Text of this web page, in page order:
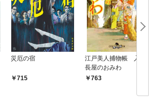
災厄の宿
715
江戸美人捕物帳 入舟
長屋のおみわ
763